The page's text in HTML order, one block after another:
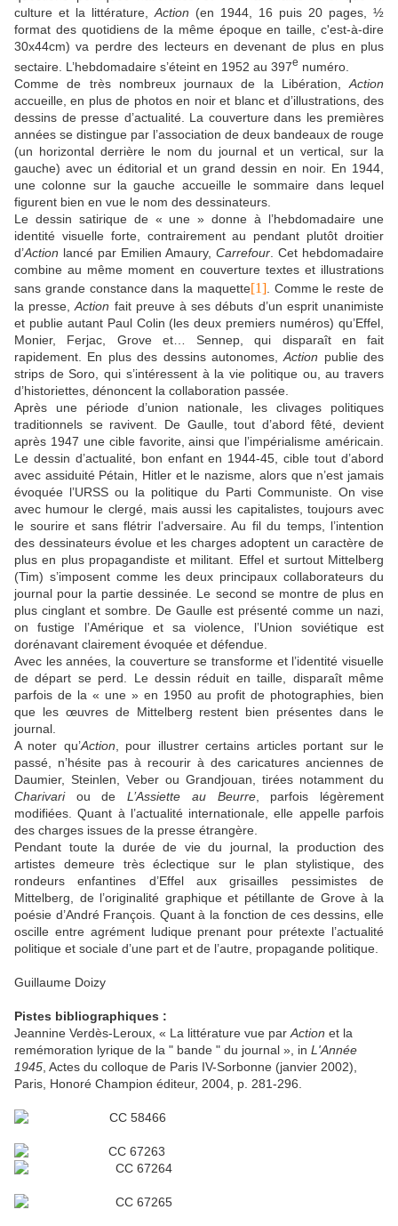
culture et la littérature, Action (en 1944, 16 puis 20 pages, ½
format des quotidiens de la même époque en taille, c'est-à-dire
30x44cm) va perdre des lecteurs en devenant de plus en plus
sectaire. L’hebdomadaire s’éteint en 1952 au 397e numéro.
Comme de très nombreux journaux de la Libération, Action
accueille, en plus de photos en noir et blanc et d’illustrations, des
dessins de presse d’actualité. La couverture dans les premières
années se distingue par l’association de deux bandeaux de rouge
(un horizontal derrière le nom du journal et un vertical, sur la
gauche) avec un éditorial et un grand dessin en noir. En 1944,
une colonne sur la gauche accueille le sommaire dans lequel
figurent bien en vue le nom des dessinateurs.
Le dessin satirique de « une » donne à l’hebdomadaire une
identité visuelle forte, contrairement au pendant plutôt droitier
d’Action lancé par Emilien Amaury, Carrefour . Cet hebdomadaire
combine au même moment en couverture textes et illustrations
sans grande constance dans la maquette[1] . Comme le reste de
la presse,Action fait preuve à ses débuts d’un esprit unanimiste
et publie autant Paul Colin (les deux premiers numéros) qu’Effel,
Monier, Ferjac, Grove et… Sennep, qui disparaît en fait
rapidement. En plus des dessins autonomes,Action publie des
strips de Soro, qui s’intéressent à la vie politique ou, au travers
d’historiettes, dénoncent la collaboration passée.
Après une période d’union nationale, les clivages politiques
traditionnels se ravivent. De Gaulle, tout d’abord fêté, devient
après 1947 une cible favorite, ainsi que l’impérialisme américain.
Le dessin d’actualité, bon enfant en 1944-45, cible tout d’abord
avec assiduité Pétain, Hitler et le nazisme, alors que n’est jamais
évoquée l’URSS ou la politique du Parti Communiste. On vise
avec humour le clergé, mais aussi les capitalistes, toujours avec
le sourire et sans flétrir l’adversaire. Au fil du temps, l’intention
des dessinateurs évolue et les charges adoptent un caractère de
plus en plus propagandiste et militant. Effel et surtout Mittelberg
(Tim) s’imposent comme les deux principaux collaborateurs du
journal pour la partie dessinée. Le second se montre de plus en
plus cinglant et sombre. De Gaulle est présenté comme un nazi,
on fustige l’Amérique et sa violence, l’Union soviétique est
dorénavant clairement évoquée et défendue.
Avec les années, la couverture se transforme et l’identité visuelle
de départ se perd. Le dessin réduit en taille, disparaît même
parfois de la « une » en 1950 au profit de photographies, bien
que les œuvres de Mittelberg restent bien présentes dans le
journal.
A noter qu’Action , pour illustrer certains articles portant sur le
passé, n’hésite pas à recourir à des caricatures anciennes de
Daumier, Steinlen, Veber ou Grandjouan, tirées notamment du
Charivariou deL’Assiette au Beurre, parfois légèrement
modifiées. Quant à l’actualité internationale, elle appelle parfois
des charges issues de la presse étrangère.
Pendant toute la durée de vie du journal, la production des
artistes demeure très éclectique sur le plan stylistique, des
rondeurs enfantines d’Effel aux grisailles pessimistes de
Mittelberg, de l’originalité graphique et pétillante de Grove à la
poésie d’André François. Quant à la fonction de ces dessins, elle
oscille entre agrément ludique prenant pour prétexte l’actualité
politique et sociale d’une part et de l’autre, propagande politique.
Guillaume Doizy
Pistes bibliographiques :
Jeannine Verdès-Leroux, « La littérature vue par Action et la
remémoration lyrique de la " bande " du journal », in L'Année
1945 , Actes du colloque de Paris IV-Sorbonne (janvier 2002),
Paris, Honoré Champion éditeur, 2004, p. 281-296.